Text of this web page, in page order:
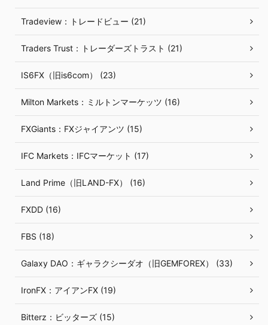
Tradeview：トレードビュー (21)
Traders Trust：トレーダーズトラスト (21)
IS6FX（旧is6com） (23)
Milton Markets：ミルトンマーケッツ (16)
FXGiants：FXジャイアンツ (15)
IFC Markets：IFCマーケット (17)
Land Prime（旧LAND-FX） (16)
FXDD (16)
FBS (18)
Galaxy DAO：ギャラクシーダオ（旧GEMFOREX） (33)
IronFX：アイアンFX (19)
Bitterz：ビッターズ (15)